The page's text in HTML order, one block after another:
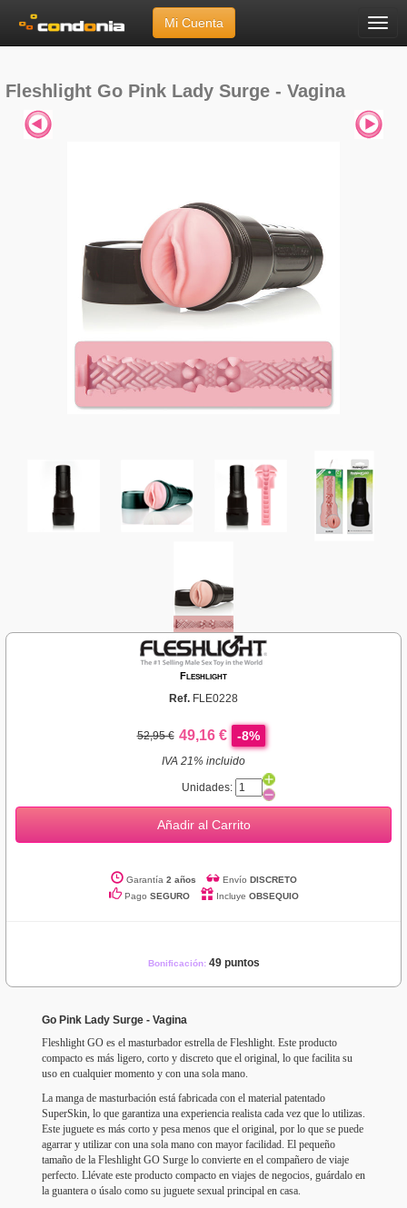
Menú
Mi Cuenta
»Go Pink Lady Surge - Vagina
Fleshlight Go Pink Lady Surge - Vagina
Fleshlight
Ref. FLE0228
52,95 € 49,16 € -8%
IVA 21% incluido
Unidades:
Añadir al Carrito
Garantía 2 años Envío DISCRETO
Pago SEGURO Incluye OBSEQUIO
Bonificación: 49 puntos
Go Pink Lady Surge - Vagina
Fleshlight GO es el masturbador estrella de Fleshlight. Este producto
compacto es más ligero, corto y discreto que el original, lo que facilita su
uso en cualquier momento y con una sola mano.
La manga de masturbación está fabricada con el material patentado
SuperSkin, lo que garantiza una experiencia realista cada vez que lo utilizas.
Este juguete es más corto y pesa menos que el original, por lo que se puede
agarrar y utilizar con una sola mano con mayor facilidad. El pequeño
tamaño de la Fleshlight GO Surge lo convierte en el compañero de viaje
perfecto. Llévate este producto compacto en viajes de negocios, guárdalo en
la guantera o úsalo como su juguete sexual principal en casa.